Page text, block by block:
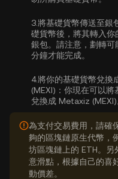
3. 將基礎貨幣傳送至銀
礎貨幣後，將其轉入
銀包。請注意，劃轉可
分鐘才能完成。
4.將你的基礎貨幣兌換
(MEXI)： 你現在可以將
兌換成 Metaxiz (MEXI)
為支付交易費用，請確
夠的區塊鏈原生代幣，
坊區塊鏈上的 ETH。另
意滑點，根據自己的喜
動價差。